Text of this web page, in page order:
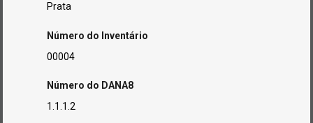
Prata
Número do Inventário
00004
Número do DANA8
1.1.1.2